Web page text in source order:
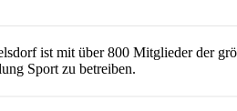
ist mit über 800 Mitglieder der
Sport zu betreiben.